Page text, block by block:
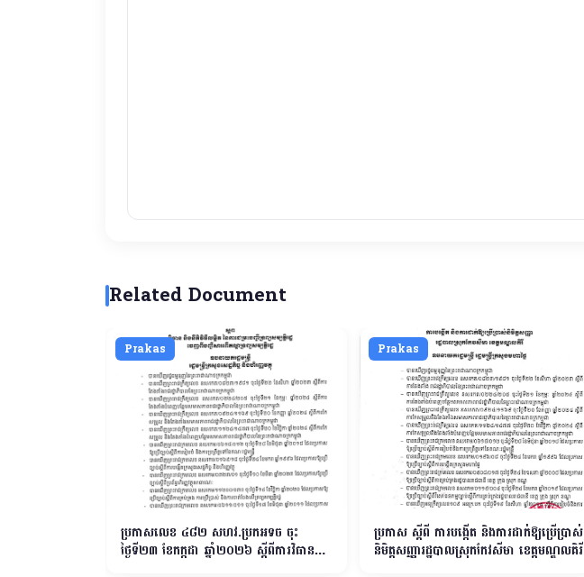
Related Document
Prakas
ប្រកាសលេខ ៤៨២ សហ​វ.ប្រកអទច ចុះ
ថ្ងៃទី២៣ ខែកក្កដា ឆ្នាំ២០២៦ ស្ដីពីការវិធាន
Prakas
ប្រកាស ស្ដីពី ការបង្កើត និងការដាក់ឱ្យប្រើប្រាស់
និមិត្ដសញ្ញារដ្ឋបាលស្រុកកែវសីមា ខេត្ដមណ្ឌលគិរី